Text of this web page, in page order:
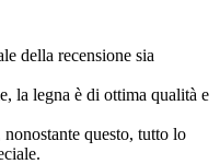
della recensione sia
la legna è di ottima qualità e
questo, tutto lo